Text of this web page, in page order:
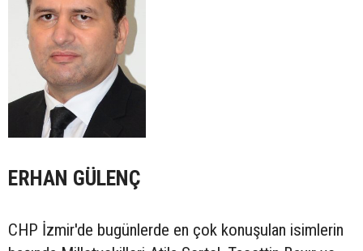
ERHAN GÜLENÇ
CHP İzmir'de bugünlerde en çok konuşulan isimlerin